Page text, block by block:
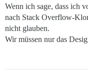
Wenn ich sage, dass ich
nach Stack Overflow-
nicht glauben.
Wir müssen nur das